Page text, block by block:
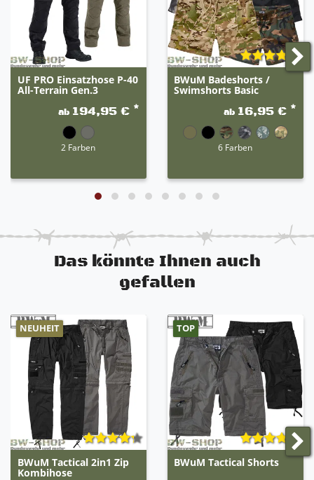
UF PRO Einsatzhose P-40
All-Terrain Gen.3
ab 194,95 € *
2 Farben
BWuM Badeshorts /
Swimshorts Basic
ab 16,95 € *
6 Farben
Das könnte Ihnen auch
gefallen
NEUHEIT
BWuM Tactical 2in1 Zip
Kombihose
TOP
BWuM Tactical Shorts